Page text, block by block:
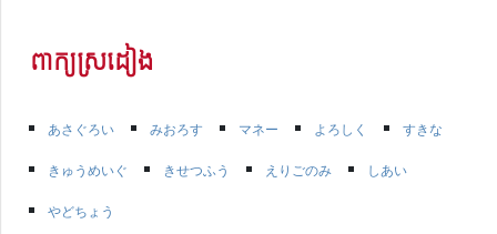
ពាក្យស្រដៀង
あさぐろい みおろす マネー よろしく
すきな
きゅうめいぐ
きせつふう えりごのみ
しあい
やどちょう